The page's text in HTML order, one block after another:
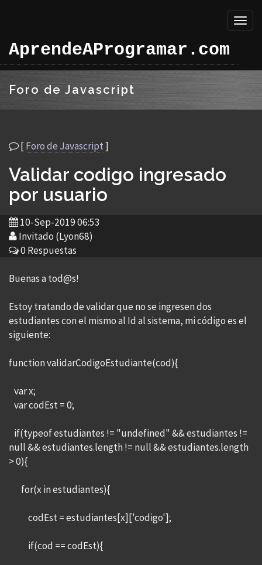
AprendeAProgramar.com
Foro de Javascript
[Foro de Javascript]
Validar codigo ingresado
por usuario
10-Sep-2019 06:53
Invitado (Lyon68)
0 Respuestas
Buenas a tod@s!
Estoy tratando de validar que no se ingresen dos
estudiantes con el mismo al Id al sistema, mi código es el
siguiente:
function validarCodigoEstudiante(cod){
var x;
var codEst = 0;
if(typeof estudiantes != "undefined" && estudiantes !=
null && estudiantes.length != null && estudiantes.length
> 0){
for(x in estudiantes){
codEst = estudiantes[x]['codigo'];
if(cod == codEst){